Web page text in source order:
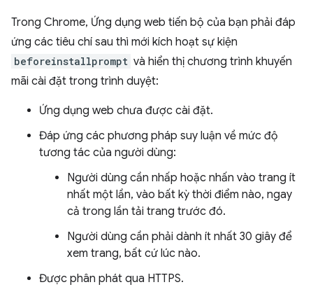
Trong Chrome, Ứng dụng web tiến bộ của bạn phải đáp
ứng các tiêu chí sau thì mới kích hoạt sự kiện
beforeinstallprompt và hiển thị chương trình khuyến
mãi cài đặt trong trình duyệt:
Ứng dụng web chưa được cài đặt.
Đáp ứng các phương pháp suy luận về mức độ
tương tác của người dùng:
Người dùng cần nhấp hoặc nhấn vào trang ít
nhất một lần, vào bất kỳ thời điểm nào, ngay
cả trong lần tải trang trước đó.
Người dùng cần phải dành ít nhất 30 giây để
xem trang, bất cứ lúc nào.
Được phân phát qua HTTPS.